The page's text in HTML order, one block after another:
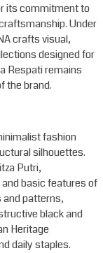
its commitment to
Under
crafts visual,
designed for
Respati remains
the brand.
fashion
silhouettes.
Putri,
basic features of
and patterns,
black and
Heritage
daily staples.